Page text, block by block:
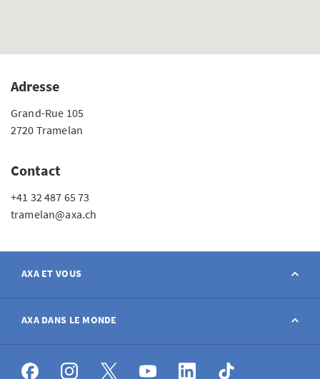
Adresse
Grand-Rue 105
2720 Tramelan
Contact
+41 32 487 65 73
tramelan@axa.ch
AXA ET VOUS
Contact
Déclarer sinistre
AXA DANS LE MONDE
AXA dans le monde